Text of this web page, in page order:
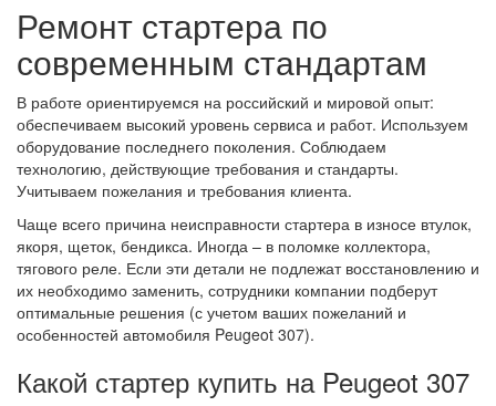
Ремонт стартера по
современным стандартам
В работе ориентируемся на российский и мировой опыт:
обеспечиваем высокий уровень сервиса и работ. Используем
оборудование последнего поколения. Соблюдаем
технологию, действующие требования и стандарты.
Учитываем пожелания и требования клиента.
Чаще всего причина неисправности стартера в износе втулок,
якоря, щеток, бендикса. Иногда – в поломке коллектора,
тягового реле. Если эти детали не подлежат восстановлению и
их необходимо заменить, сотрудники компании подберут
оптимальные решения (с учетом ваших пожеланий и
особенностей автомобиля Peugeot 307).
Какой стартер купить на Peugeot 307